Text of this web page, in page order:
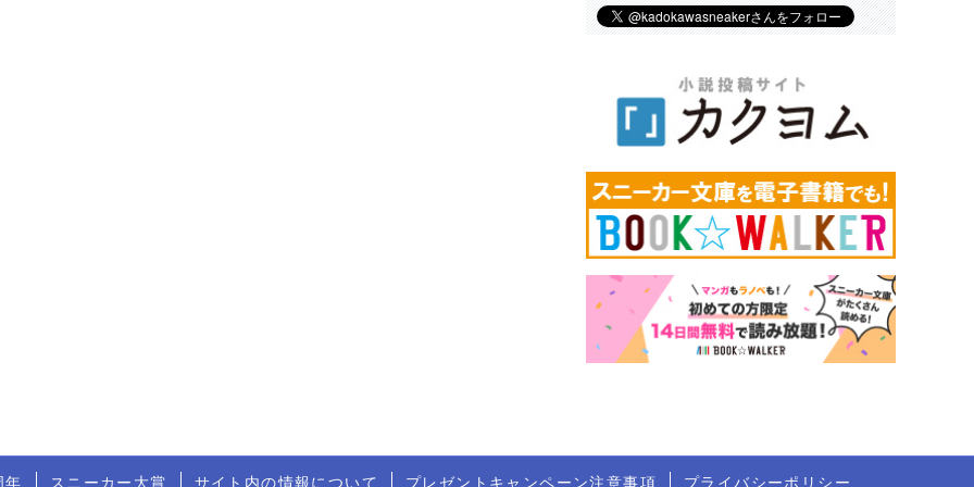
年 スニーカー大賞 サイト内の情報について プレゼントキャンペーン注意事項 プライバシーポリシー